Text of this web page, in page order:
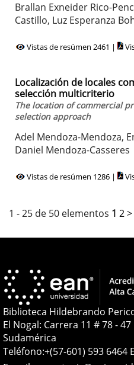
Brallan Exneider Rico-
Castillo, Luz Esperanza
Vistas de resúmen 2461 |
Localización de locales
selección multicriterio
The location of commercial
selection approach
Adel Mendoza-Mendoza,
Daniel Mendoza-Casseres
Vistas de resúmen 1286 |
1 - 25 de 50 elementos 1 2>
Biblioteca Hildebrando
El Nogal: Carrera 11 # 78 -
Sudamérica
Teléfono:+(57-601) 593 6464